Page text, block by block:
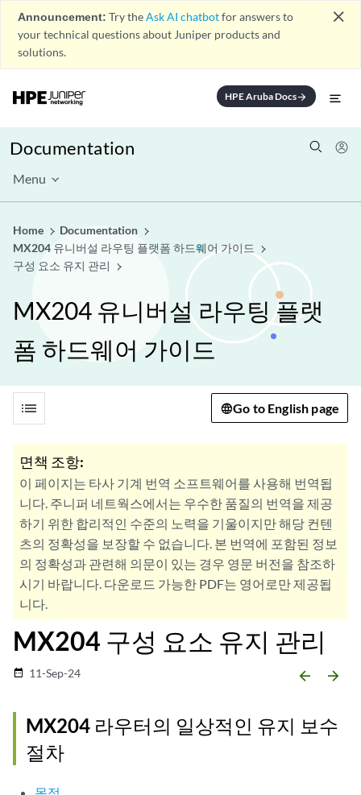
Announcement: Try theAsk AI chatbotfor answers to
your technical questions about Juniper products and
solutions.
close
HPE Aruba Docsarrow_forward
Documentation
Menu
Home
Documentation
MX204 유니버설 라우팅 플랫폼 하드웨어 가이드
구성 요소 유지 관리
MX204 유니버설 라우팅 플랫
폼 하드웨어 가이드
list Go to English page
면책 조항:
이 페이지는 타사 기계 번역 소프트웨어를 사용해 번역됩
니다. 주니퍼 네트웍스에서는 우수한 품질의 번역을 제공
하기 위한 합리적인 수준의 노력을 기울이지만 해당 컨텐
츠의 정확성을 보장할 수 없습니다. 본 번역에 포함된 정보
의 정확성과 관련해 의문이 있는 경우 영문 버전을 참조하
시기 바랍니다. 다운로드 가능한 PDF는 영어로만 제공됩
니다.
MX204 구성 요소 유지 관리
date_range 11-Sep-24 arrow_backward arrow_forward
MX204 라우터의 일상적인 유지 보수
절차